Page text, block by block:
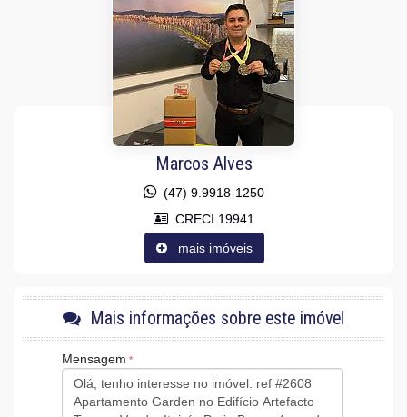
Acabamento em Gesso
Fechadura Eletrônica
Sala para 2 Ambientes
Cozinha Americana
Características do Empreendimento
Portão Eletrônico
Piscina Infantil
Câmeras de Segurança
Elevador
Entrada para Banhistas
Box de Praia
Infra para Veículos Elétricos
Marcos Alves
(47) 9.9918-1250
CRECI 19941
mais imóveis
Mais informações sobre este imóvel
Mensagem